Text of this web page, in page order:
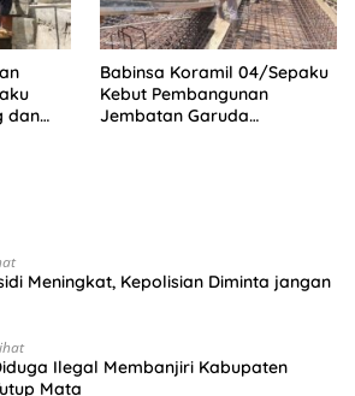
dan
Babinsa Koramil 04/Sepaku
Kebut Pembangunan
Jembatan Garuda
Meningkat, Kepolisian Diminta jangan
Ilegal Membanjiri Kabupaten
Mata